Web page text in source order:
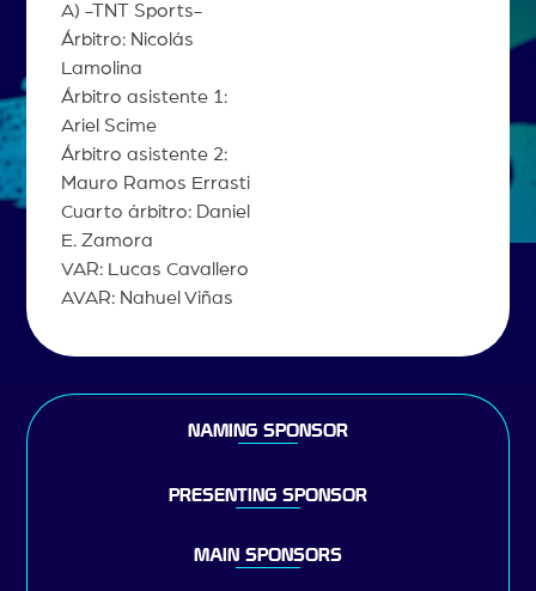
A) -TNT Sports-
Árbitro: Nicolás
Lamolina
Árbitro asistente 1:
Ariel Scime
Árbitro asistente 2:
Mauro Ramos Errasti
Cuarto árbitro: Daniel
E. Zamora
VAR: Lucas Cavallero
AVAR: Nahuel Viñas
NAMING SPONSOR
PRESENTING SPONSOR
MAIN SPONSORS